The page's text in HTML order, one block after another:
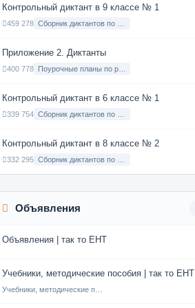
Контрольный диктант в 9 классе № 1
459 278
Приложение 2. Диктанты
400 778
Контрольный диктант в 6 классе № 1
339 754
Контрольный диктант в 8 классе № 2
332 295
Объявления
Объявления | так то ЕНТ
Учебники, методические пособия | так то ЕНТ